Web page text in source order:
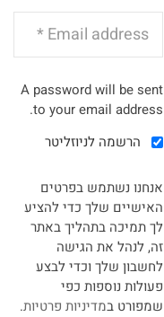
A password will be sent
to your email address.
הרשמה לניוזליטר
אנחנו נשתמש בפרטים
האישיים שלך כדי להציע
לך תמיכה בתהליך באתר
זה, לנהל את הגישה
לחשבון שלך וכדי לבצע
פעולות נוספות כפי
שמפורט במדיניות פרטיות.